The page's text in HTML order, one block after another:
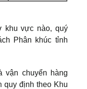
khu vực nào, quý
Phân khúc tỉnh
vận chuyển hàng
quy định theo Khu